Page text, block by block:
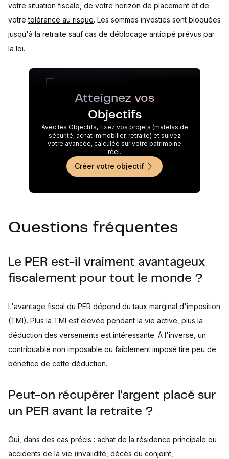
votre situation fiscale, de votre horizon de placement et de
votretolérance au risque. Les sommes investies sont bloquées
jusqu'à la retraite sauf cas de déblocage anticipé prévus par
la loi.
Atteignez vos
Objectifs
Avec les Objectifs, fixez vos projets (matelas de
sécurité, achat immobilier, retraite) et suivez
votre avancée, calculée sur votre patrimoine
réel.
Créer votre objectif
Questions fréquentes
Le PER est-il vraiment avantageux
fiscalement pour tout le monde ?
L'avantage fiscal du PER dépend du taux marginal d'imposition
(TMI). Plus la TMI est élevée pendant la vie active, plus la
déduction des versements est intéressante. À l'inverse, un
contribuable non imposable ou faiblement imposé tire peu de
bénéfice de cette déduction.
Peut-on récupérer l'argent placé sur
un PER avant la retraite ?
Oui, dans des cas précis : achat de la résidence principale ou
accidents de la vie (invalidité, décès du conjoint,